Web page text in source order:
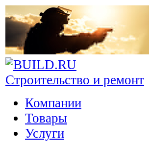
Строительство и ремонт
Компании
Товары
Услуги